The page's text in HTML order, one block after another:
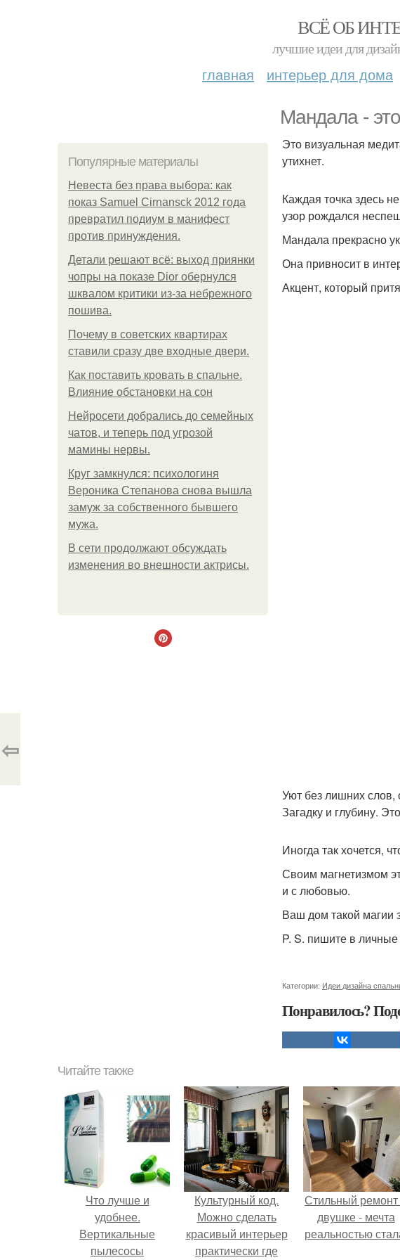
ВСЁ ОБ
лучшие идеи для
главная интерьер для дома
Мандала -
Популярные материалы
Невеста без права выбора: как
показ Samuel Cirnansck 2012 года
превратил подиум в манифест
против принуждения.
Детали решают всё: выход приянки
чопры на показе Dior обернулся
шквалом критики из-за небрежного
пошива.
Почему в советских квартирах
ставили сразу две входные двери.
Как поставить кровать в спальне.
Влияние обстановки на сон
Нейросети добрались до семейных
чатов, и теперь под угрозой
мамины нервы.
Круг замкнулся: психологиня
Вероника Степанова снова вышла
замуж за собственного бывшего
мужа.
В сети продолжают обсуждать
изменения во внешности актрисы.
Это визуальная
утихнет.
Каждая точка здесь
узор рождался
Мандала прекрасно
Она привносит в
Акцент, который
Уют без лишних слов,
Загадку и глубину.
Иногда так хочется,
Своим магнетизмом
и с любовью.
Ваш дом такой магии
P. S. пишите в
Категории: Идеи дизайна
Понравилось?
⇦
Читайте также
Что лучше и
удобнее.
Вертикальные
пылесосы
Культурный код.
Можно сделать
красивый интерьер
практически где
Стильный ремонт
двушке - мечта
реальностью